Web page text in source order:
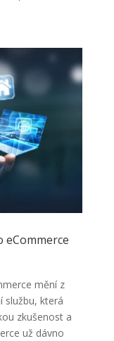
eCommerce
mění z
službu, která
zkušenost a
už dávno